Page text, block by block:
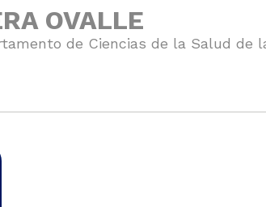
OVALLE
de Ciencias de la Salud de